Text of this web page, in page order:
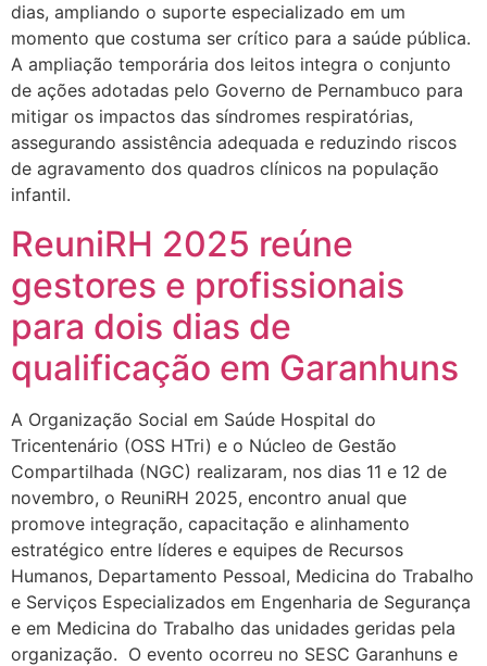
dias, ampliando o suporte especializado em um
momento que costuma ser crítico para a saúde pública.
A ampliação temporária dos leitos integra o conjunto
de ações adotadas pelo Governo de Pernambuco para
mitigar os impactos das síndromes respiratórias,
assegurando assistência adequada e reduzindo riscos
de agravamento dos quadros clínicos na população
infantil.
ReuniRH 2025 reúne
gestores e profissionais
para dois dias de
qualificação em Garanhuns
A Organização Social em Saúde Hospital do
Tricentenário (OSS HTri) e o Núcleo de Gestão
Compartilhada (NGC) realizaram, nos dias 11 e 12 de
novembro, o ReuniRH 2025, encontro anual que
promove integração, capacitação e alinhamento
estratégico entre líderes e equipes de Recursos
Humanos, Departamento Pessoal, Medicina do Trabalho
e Serviços Especializados em Engenharia de Segurança
e em Medicina do Trabalho das unidades geridas pela
organização. O evento ocorreu no SESC Garanhuns e